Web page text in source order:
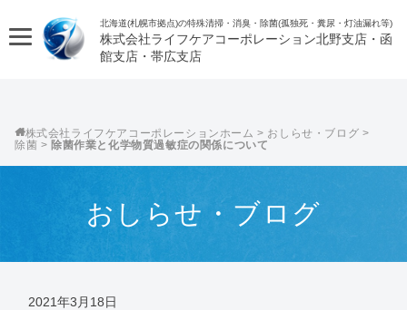
北海道(札幌市拠点)の特殊清掃・消臭・除菌(孤独死・糞尿・灯油漏れ等)
株式会社ライフケアコーポレーション
株式会社ライフケアコーポレーション > おしらせ・ブログ >
除菌 > 除菌作業と化学物質過敏症の関係について
おしらせ・ブログ
2021年3月18日